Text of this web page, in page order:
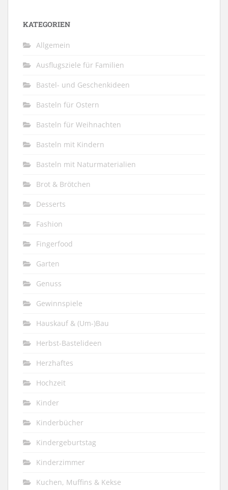
KATEGORIEN
Allgemein
Ausflugsziele für Familien
Bastel- und Geschenkideen
Basteln für Ostern
Basteln für Weihnachten
Basteln mit Kindern
Basteln mit Naturmaterialien
Brot & Brötchen
Desserts
Fashion
Fingerfood
Garten
Genuss
Gewinnspiele
Hauskauf & (Um-)Bau
Herbst-Bastelideen
Herzhaftes
Hochzeit
Kinder
Kinderbücher
Kindergeburtstag
Kinderzimmer
Kuchen, Muffins & Kekse